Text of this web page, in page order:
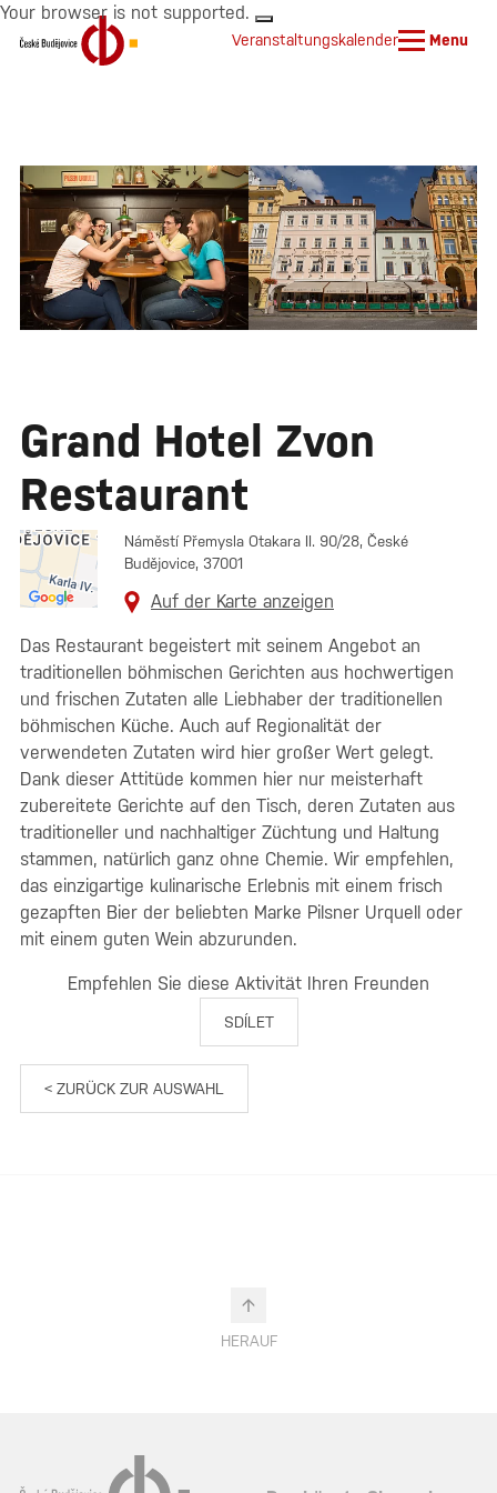
Your browser is not supported.
Veranstaltungskalender Menu
Grand Hotel Zvon
Restaurant
Náměstí Přemysla Otakara II. 90/28, České
Budějovice, 37001
Auf der Karte anzeigen
Das Restaurant begeistert mit seinem Angebot an
traditionellen böhmischen Gerichten aus hochwertigen
und frischen Zutaten alle Liebhaber der traditionellen
böhmischen Küche. Auch auf Regionalität der
verwendeten Zutaten wird hier großer Wert gelegt.
Dank dieser Attitüde kommen hier nur meisterhaft
zubereitete Gerichte auf den Tisch, deren Zutaten aus
traditioneller und nachhaltiger Züchtung und Haltung
stammen, natürlich ganz ohne Chemie. Wir empfehlen,
das einzigartige kulinarische Erlebnis mit einem frisch
gezapften Bier der beliebten Marke Pilsner Urquell oder
mit einem guten Wein abzurunden.
Empfehlen Sie diese Aktivität Ihren Freunden
SDÍLET
< ZURÜCK ZUR AUSWAHL
HERAUF